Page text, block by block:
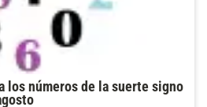
los números de la suerte signo